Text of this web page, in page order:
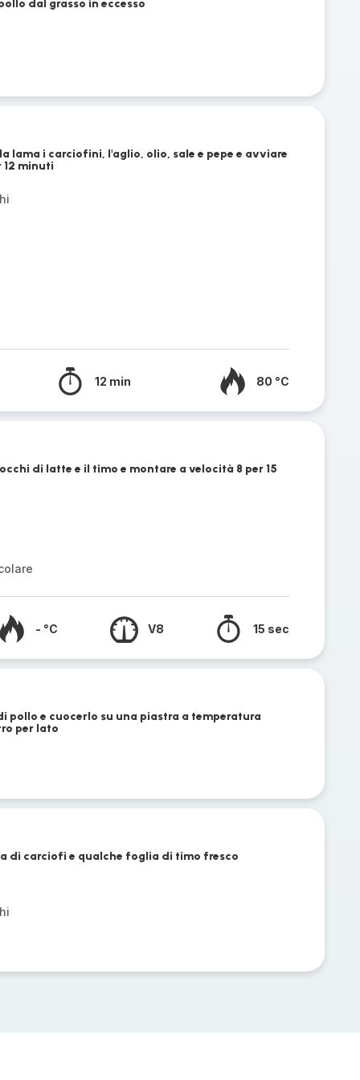
dal grasso in eccesso
lama i carciofini, l'aglio, olio, sale e pepe e avviare
12 minuti
12 min 80 °C
di latte e il timo e montare a velocità 8 per 15
- °C V8 15 sec
pollo e cuocerlo su una piastra a temperatura
per lato
di carciofi e qualche foglia di timo fresco